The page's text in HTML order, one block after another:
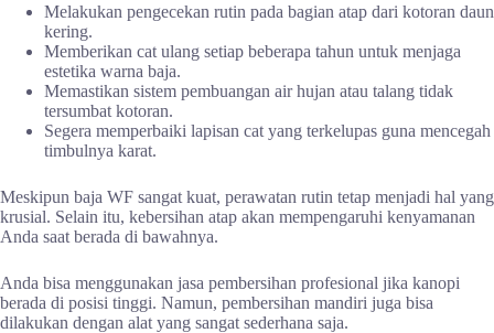
Melakukan pengecekan rutin pada bagian atap dari kotoran daun
kering.
Memberikan cat ulang setiap beberapa tahun untuk menjaga
estetika warna baja.
Memastikan sistem pembuangan air hujan atau talang tidak
tersumbat kotoran.
Segera memperbaiki lapisan cat yang terkelupas guna mencegah
timbulnya karat.
Meskipun baja WF sangat kuat, perawatan rutin tetap menjadi hal yang
krusial. Selain itu, kebersihan atap akan mempengaruhi kenyamanan
Anda saat berada di bawahnya.
Anda bisa menggunakan jasa pembersihan profesional jika kanopi
berada di posisi tinggi. Namun, pembersihan mandiri juga bisa
dilakukan dengan alat yang sangat sederhana saja.